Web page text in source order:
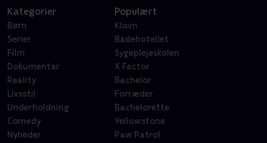
Kategorier
Børn
Serier
Film
Dokumentar
Reality
Livsstil
Underholdning
Comedy
Nyheder
Populært
Klovn
Badehotellet
Sygeplejeskolen
X Factor
Bachelor
Forræder
Bachelorette
Yellowstone
Paw Patrol